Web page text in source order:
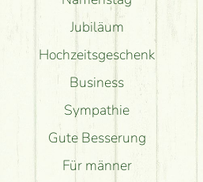
Jubiläum
Hochzeitsgeschenk
Business
Sympathie
Gute Besserung
Für männer